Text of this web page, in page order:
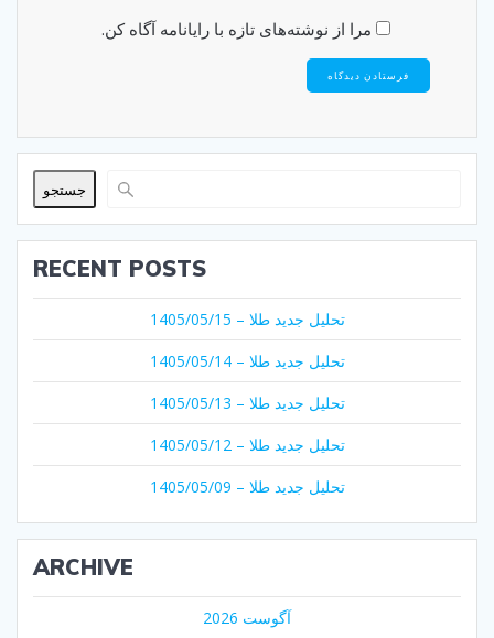
مرا از نوشته‌های تازه با رایانامه آگاه کن.
جستجو
RECENT POSTS
تحلیل جدید طلا – 1405/05/15
تحلیل جدید طلا – 1405/05/14
تحلیل جدید طلا – 1405/05/13
تحلیل جدید طلا – 1405/05/12
تحلیل جدید طلا – 1405/05/09
ARCHIVE
آگوست 2026